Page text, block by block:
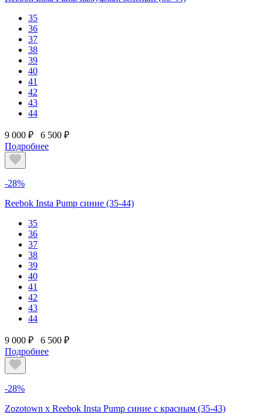
35
36
37
38
39
40
41
42
43
44
9 000 ₽
6 500 ₽
Подробнее
-28%
Reebok Insta Pump синие (35-44)
35
36
37
38
39
40
41
42
43
44
9 000 ₽
6 500 ₽
Подробнее
-28%
Zozotown x Reebok Insta Pump синие с красным (35-43)